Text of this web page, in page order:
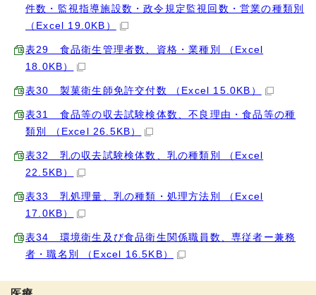
件数・監視指導施設数・政令規定監視回数・営業の種類別
（Excel 19.0KB）
表29 食品衛生管理者数、資格・業種別 （Excel
18.0KB）
表30 製菓衛生師免許交付数 （Excel 15.0KB）
表31 食品等の収去試験検体数、不良理由・食品等の種
類別 （Excel 26.5KB）
表32 乳の収去試験検体数、乳の種類別 （Excel
22.5KB）
表33 乳処理量、乳の種類・処理方法別 （Excel
17.0KB）
表34 環境衛生及び食品衛生関係職員数、専従者ー兼務
者・職名別 （Excel 16.5KB）